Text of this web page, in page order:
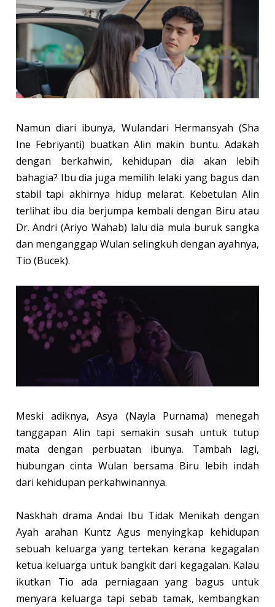
Namun diari ibunya, Wulandari Hermansyah (Sha
Ine Febriyanti) buatkan Alin makin buntu. Adakah
dengan berkahwin, kehidupan dia akan lebih
bahagia? Ibu dia juga memilih lelaki yang bagus dan
stabil tapi akhirnya hidup melarat. Kebetulan Alin
terlihat ibu dia berjumpa kembali dengan Biru atau
Dr. Andri (Ariyo Wahab) lalu dia mula buruk sangka
dan menganggap Wulan selingkuh dengan ayahnya,
Tio (Bucek).
Meski adiknya, Asya (Nayla Purnama) menegah
tanggapan Alin tapi semakin susah untuk tutup
mata dengan perbuatan ibunya. Tambah lagi,
hubungan cinta Wulan bersama Biru lebih indah
dari kehidupan perkahwinannya.
Naskhah drama Andai Ibu Tidak Menikah dengan
Ayah arahan Kuntz Agus menyingkap kehidupan
sebuah keluarga yang tertekan kerana kegagalan
ketua keluarga untuk bangkit dari kegagalan. Kalau
ikutkan Tio ada perniagaan yang bagus untuk
menyara keluarga tapi sebab tamak, kembangkan